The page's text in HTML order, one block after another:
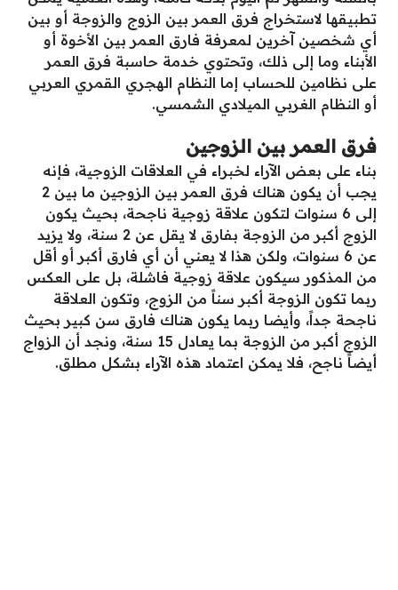
تطبيقها لاستخراج فرق العمر بين الزوج والزوجة أو بين
أي شخصين آخرين لمعرفة فارق العمر بين الأخوة أو
الأبناء وما إلى ذلك، وتحتوي خدمة حاسبة فرق العمر
على نظامين للحساب إما النظام الهجري القمري العربي
أو النظام الغربي الميلادي الشمسي.
فرق العمر بين الزوجين
بناء على بعض الآراء لخبراء في العلاقات الزوجية، فإنه
يجب أن يكون هناك فرق العمر بين الزوجين ما بين 2
إلى 6 سنوات لتكون علاقة زوجية ناجحة، بحيث يكون
الزوج أكبر من الزوجة بفارق لا يقل عن 2 سنة، ولا يزيد
عن 6 سنوات، ولكن هذا لا يعني أن أي فارق أكبر أو أقل
من المذكور سيكون علاقة زوجية فاشلة، بل على العكس
ربما تكون الزوجة أكبر سناً من الزوج، وتكون العلاقة
ناجحة جداً، وأيضا ربما يكون هناك فارق سن كبير بحيث
الزوج أكبر من الزوجة بما يعادل 15 سنة، ونجد أن الزواج
أيضاً ناجح، فلا يمكن اعتماد هذه الآراء بشكل مطلق.